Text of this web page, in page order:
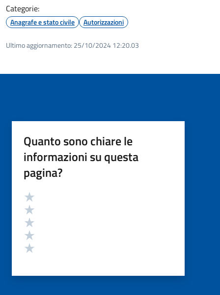
Categorie:
Anagrafe e stato civile Autorizzazioni
Ultimo aggiornamento: 25/10/2024 12:20.03
Quanto sono chiare le
informazioni su questa
pagina?
Valutazione